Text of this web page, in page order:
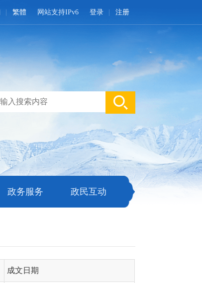
登录 注册
网站支持IPv6
繁體
政务服务 政民互动
成文日期